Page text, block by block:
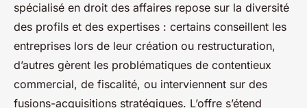
spécialisé en droit des affaires repose sur la diversité
des profils et des expertises : certains conseillent les
entreprises lors de leur création ou restructuration,
d’autres gèrent les problématiques de contentieux
commercial, de fiscalité, ou interviennent sur des
fusions-acquisitions stratégiques. L’offre s’étend